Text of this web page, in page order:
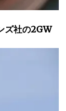
ズ社の2GW